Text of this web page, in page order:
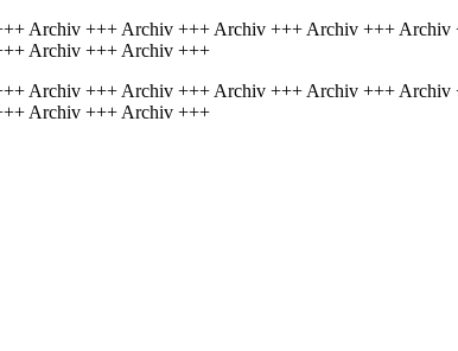
Archiv +++ Archiv +++ Archiv +++ Archiv +++
Archiv +++ Archiv +++
Archiv +++ Archiv +++ Archiv +++ Archiv +++
Archiv +++ Archiv +++